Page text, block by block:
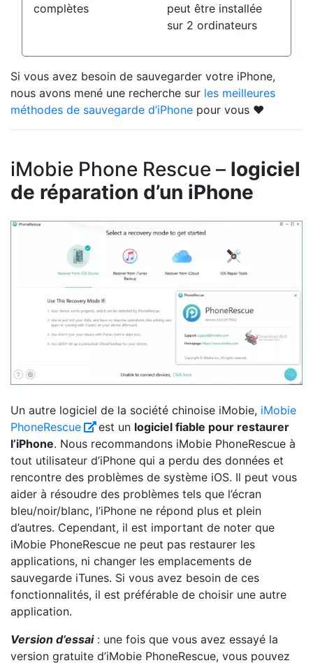
complètes
peut être installée
sur 2 ordinateurs
Si vous avez besoin de sauvegarder votre iPhone,
nous avons mené une recherche sur les meilleures
méthodes de sauvegarde d’iPhone pour vous ❤️
iMobie Phone Rescue – logiciel
de réparation d’un iPhone
Un autre logiciel de la société chinoise iMobie, iMobie
PhoneRescue
est un logiciel fiable pour restaurer
l’iPhone. Nous recommandons iMobie PhoneRescue à
tout utilisateur d’iPhone qui a perdu des données et
rencontre des problèmes de système iOS. Il peut vous
aider à résoudre des problèmes tels que l’écran
bleu/noir/blanc, l’iPhone ne répond plus et plein
d’autres. Cependant, il est important de noter que
iMobie PhoneRescue ne peut pas restaurer les
applications, ni changer les emplacements de
sauvegarde iTunes. Si vous avez besoin de ces
fonctionnalités, il est préférable de choisir une autre
application.
Version d’essai: une fois que vous avez essayé la
version gratuite d’iMobie PhoneRescue, vous pouvez